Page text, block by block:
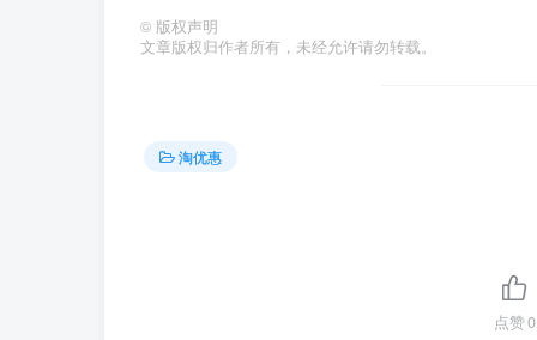
© 版权声明
文章版权归作者所有，未经允许请勿转载。
淘优惠
点赞0